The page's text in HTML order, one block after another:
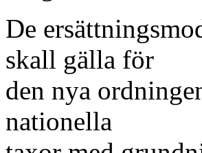
De
skall gälla för
den nya
nationella